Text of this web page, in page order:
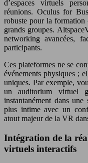
d’espaces virtuels
réunions. Oculus for
robuste pour la
grands groupes.
networking avancées,
participants.
Ces plateformes ne se
événements physiques ;
uniques. Par exemple,
un auditorium virtuel
instantanément dans
plus intime avec un
atout majeur de la VR
Intégration de la
virtuels interactifs